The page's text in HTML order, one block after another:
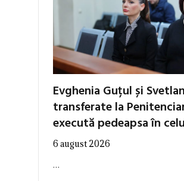
Evghenia Guțul și
transferate la
execută pedeapsa în
6 august 2026
…